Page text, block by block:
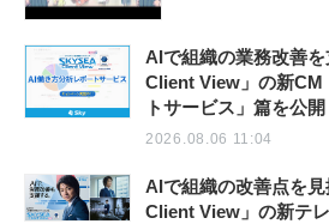
AIで組織の業務改善
Client View」の新CM
トサービス」篇を公開
2026.08.06 11:04
AIで組織の改善点を
Client View」の新テ